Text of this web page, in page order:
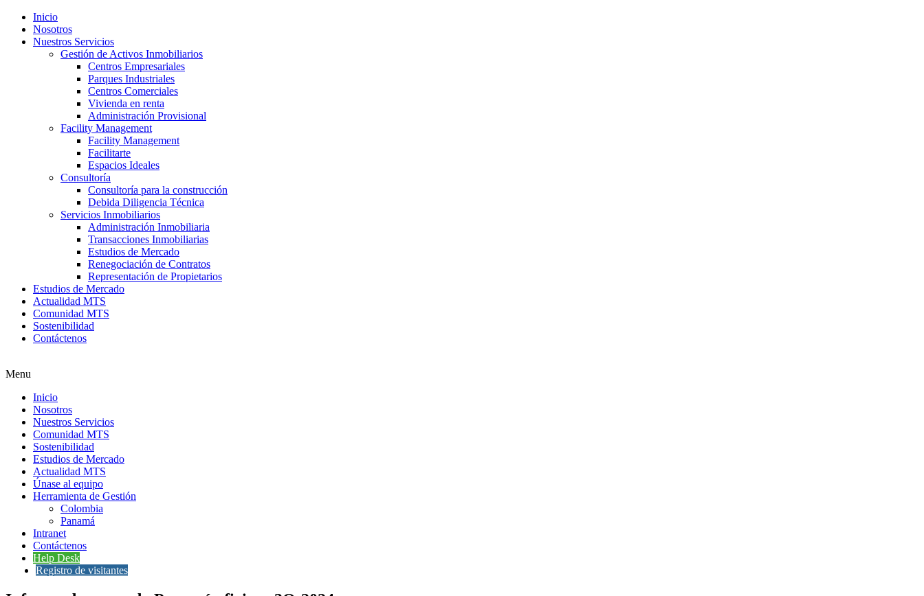
Inicio
Nosotros
Nuestros Servicios
Gestión de Activos Inmobiliarios
Centros Empresariales
Parques Industriales
Centros Comerciales
Vivienda en renta
Administración Provisional
Facility Management
Facility Management
Facilitarte
Espacios Ideales
Consultoría
Consultoría para la construcción
Debida Diligencia Técnica
Servicios Inmobiliarios
Administración Inmobiliaria
Transacciones Inmobiliarias
Estudios de Mercado
Renegociación de Contratos
Representación de Propietarios
Estudios de Mercado
Actualidad MTS
Comunidad MTS
Sostenibilidad
Contáctenos
Menu
Inicio
Nosotros
Nuestros Servicios
Comunidad MTS
Sostenibilidad
Estudios de Mercado
Actualidad MTS
Únase al equipo
Herramienta de Gestión
Colombia
Panamá
Intranet
Contáctenos
Help Desk
Registro de visitantes